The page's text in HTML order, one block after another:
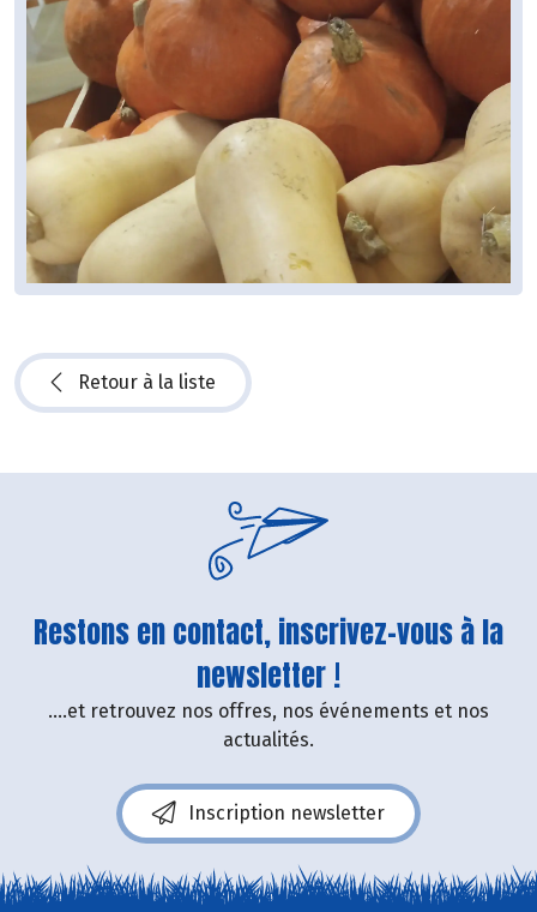
Retour à la liste
Restons en contact, inscrivez-vous à la
newsletter !
....et retrouvez nos offres, nos événements et nos
actualités.
Inscription newsletter